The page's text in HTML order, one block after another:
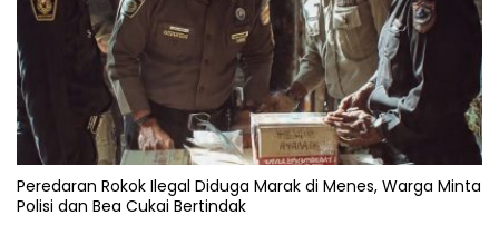
Peredaran Rokok Ilegal Diduga Marak di Menes, Warga Minta
Polisi dan Bea Cukai Bertindak